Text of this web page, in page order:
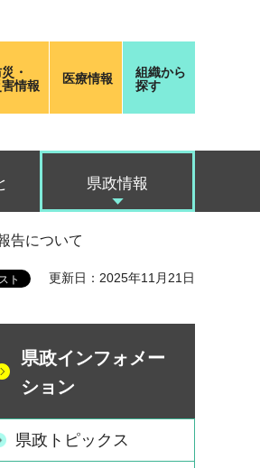
・
情報
医療情報
組織から
探す
県政情報
告について
更新日：2025年11月21日
県政インフォメー
ション
県政トピックス